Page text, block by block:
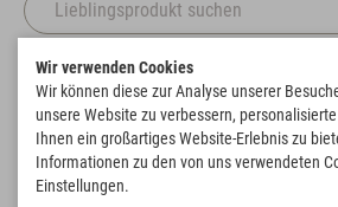
Startseite Vororder Frühjahr-Sommer
Papiertaschen und
Wir verwenden Cookies
Wir können diese zur Analyse unserer
unsere Website zu verbessern,
Ihnen ein großartiges Website-Erlebnis zu
Informationen zu den von uns verwendeten
Einstellungen.